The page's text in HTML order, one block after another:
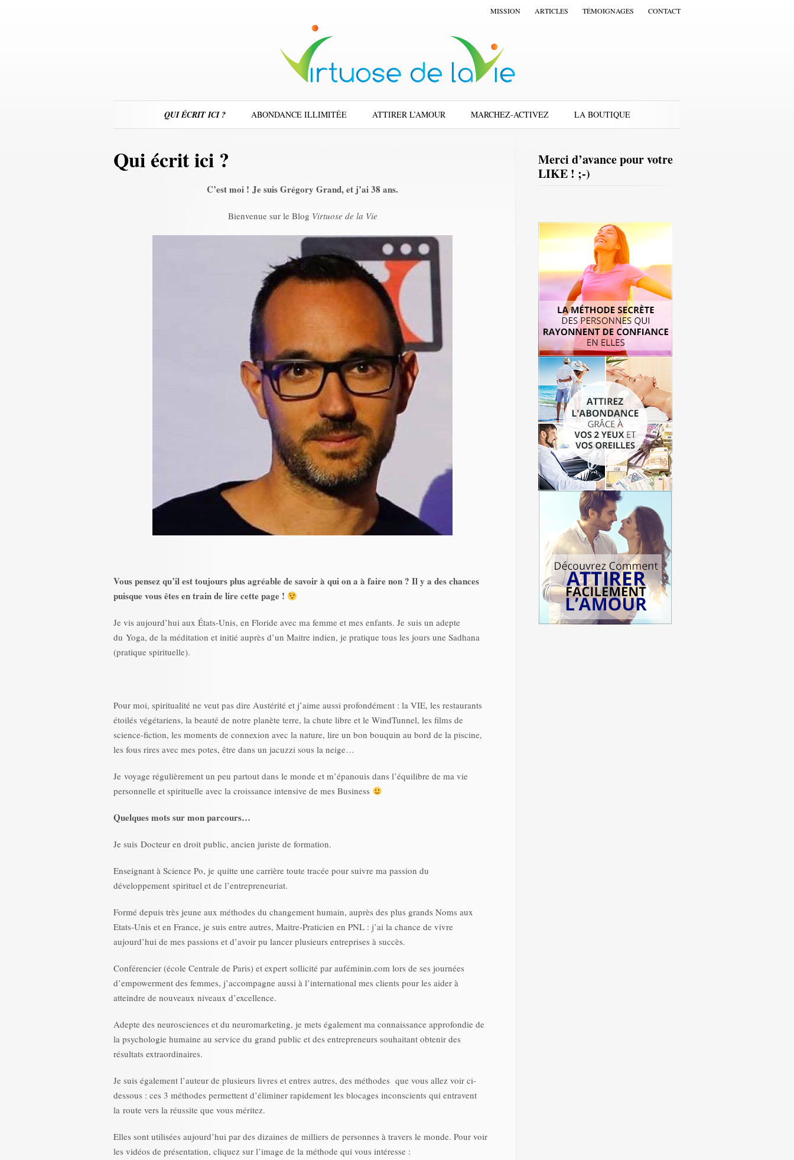
MISSION ARTICLES TÉMOIGNAGES CONTACT
QUI ÉCRIT ICI ? ABONDANCE ILLIMITÉE ATTIRER L’AMOUR MARCHEZ-ACTIVEZ LA BOUTIQUE
Qui écrit ici ?
C’est moi ! Je suis Grégory Grand, et j’ai 38 ans.
Bienvenue sur le Blog Virtuose de la Vie
Vous pensez qu’il est toujours plus agréable de savoir à qui on a à faire non ? Il y a des chances
puisque vous êtes en train de lire cette page !
Je vis aujourd’hui aux États-Unis, en Floride avec ma femme et mes enfants. Je suis un adepte
du Yoga, de la méditation et initié auprès d’un Maitre indien, je pratique tous les jours une Sadhana
(pratique spirituelle).
Pour moi, spiritualité ne veut pas dire Austérité et j’aime aussi profondément : la VIE, les restaurants
étoilés végétariens, la beauté de notre planète terre, la chute libre et le WindTunnel, les films de
science-fiction, les moments de connexion avec la nature, lire un bon bouquin au bord de la piscine,
les fous rires avec mes potes, être dans un jacuzzi sous la neige…
Je voyage régulièrement un peu partout dans le monde et m’épanouis dans l’équilibre de ma vie
personnelle et spirituelle avec la croissance intensive de mes Business
Quelques mots sur mon parcours…
Je suis Docteur en droit public, ancien juriste de formation.
Enseignant à Science Po, je quitte une carrière toute tracée pour suivre ma passion du
développement spirituel et de l’entrepreneuriat.
Formé depuis très jeune aux méthodes du changement humain, auprès des plus grands Noms aux
Etats-Unis et en France, je suis entre autres, Maitre-Praticien en PNL : j’ai la chance de vivre
aujourd’hui de mes passions et d’avoir pu lancer plusieurs entreprises à succès.
Conférencier (école Centrale de Paris) et expert sollicité par auféminin.com lors de ses journées
d’empowerment des femmes, j’accompagne aussi à l’international mes clients pour les aider à
atteindre de nouveaux niveaux d’excellence.
Adepte des neurosciences et du neuromarketing, je mets également ma connaissance approfondie de
la psychologie humaine au service du grand public et des entrepreneurs souhaitant obtenir des
résultats extraordinaires.
Je suis également l’auteur de plusieurs livres et entres autres, des méthodes que vous allez voir ci-
dessous : ces 3 méthodes permettent d’éliminer rapidement les blocages inconscients qui entravent
la route vers la réussite que vous méritez.
Elles sont utilisées aujourd’hui par des dizaines de milliers de personnes à travers le monde. Pour voir
les vidéos de présentation, cliquez sur l’image de la méthode qui vous intéresse :
Merci d’avance pour votre
LIKE ! ;-)